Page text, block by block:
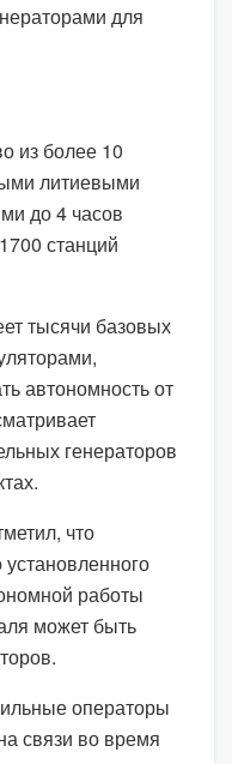
для
из более 10
литиевыми
до 4 часов
станций
тысячи базовых
автономность от
генераторов
что
работы
может быть
операторы
связи во время